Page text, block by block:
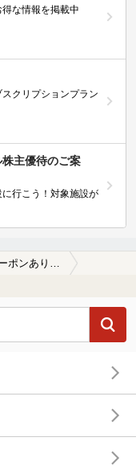
な情報を掲載中
クリプションプラン
株主優待のご案
行こう！対象施設が
【クーポンあり】西線１１条駅近くの温泉宿・温泉旅館・ホテルおすすめ(2026年版)